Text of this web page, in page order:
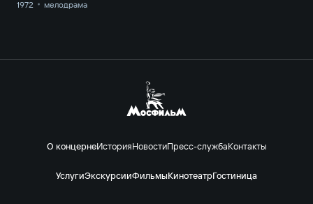
1972 мелодрама
О концернеИсторияНовостиПресс-службаКонтакты
УслугиЭкскурсииФильмыКинотеатрГостиница